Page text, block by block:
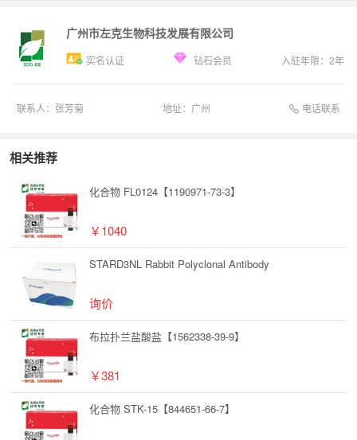
广州市左克生物科技发展有限公司
实名认证 钻石会员 入驻年限： 2年
联系人： 张芳菊 地址： 广州 电话联系
相关推荐
化合物 FL0124【1190971-73-3】
￥1040
STARD3NL Rabbit Polyclonal Antibody
询价
布拉扑兰盐酸盐【1562338-39-9】
￥381
化合物 STK-15【844651-66-7】